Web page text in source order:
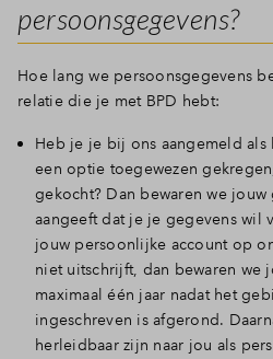
persoonsgegevens?
Hoe lang we persoonsgegevens
relatie die je met BPD hebt:
Heb je je bij ons aangemeld
een optie toegewezen
gekocht? Dan bewaren we
aangeeft dat je je gegevens wil
jouw persoonlijke account op
niet uitschrijft, dan bewaren we
maximaal één jaar nadat het
ingeschreven is afgerond.
herleidbaar zijn naar jou als